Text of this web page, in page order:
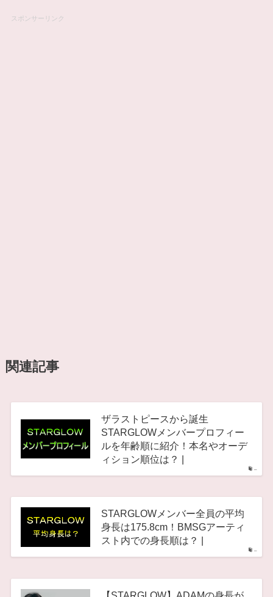
スポンサーリンク
関連記事
–
ザラストピースから誕生
STARGLOWメンバープロフィー
ルを年齢順に紹介！本名やオーデ
ィション順位は？ |
–
STARGLOWメンバー全員の平均
身長は175.8cm！BMSGアーティ
スト内での身長順は？ |